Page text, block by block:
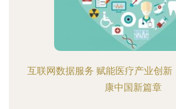
互联网数据服务 赋能医疗产业创新
康中国新篇章